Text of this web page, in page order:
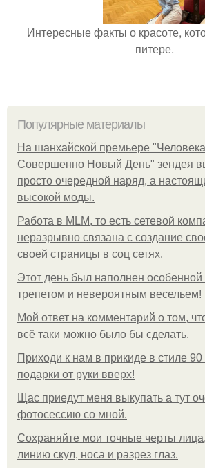
Интересные факты о красоте,
питере.
Популярные материалы
На шанхайской премьере
Совершенно Новый День" зендея
просто очередной наряд, а
высокой моды.
Работа в MLM, то есть сетевой
неразрывно связана с создание
своей страницы в соц сетях.
Этот день был наполнен особенной
трепетом и невероятным весельем!
Мой ответ на комментарий о том,
всё таки можно было бы сделать.
Приходи к нам в прикиде в стиле 90
подарки от руки вверх!
Щас приедут меня выкупать а тут
фотосессию со мной.
Сохраняйте мои точные черты
линию скул, носа и разрез глаз.